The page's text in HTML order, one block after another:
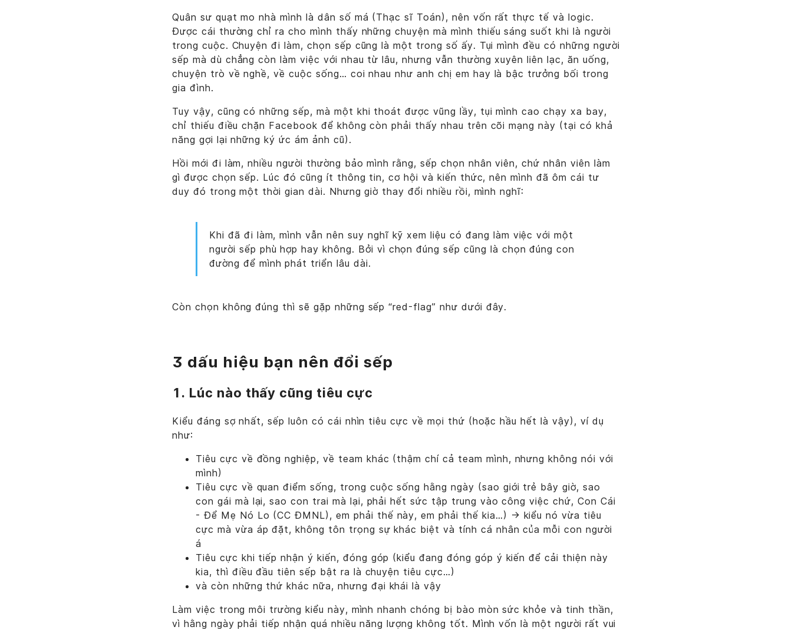
Quân sư quạt mo nhà mình là dân số má (Thạc sĩ Toán), nên vốn rất thực tế và logic.
Được cái thường chỉ ra cho mình thấy những chuyện mà mình thiếu sáng suốt khi là người
trong cuộc. Chuyện đi làm, chọn sếp cũng là một trong số ấy. Tụi mình đều có những người
sếp mà dù chẳng còn làm việc với nhau từ lâu, nhưng vẫn thường xuyên liên lạc, ăn uống,
chuyện trò về nghề, về cuộc sống… coi nhau như anh chị em hay là bậc trưởng bối trong
gia đình.
Tuy vậy, cũng có những sếp, mà một khi thoát được vũng lầy, tụi mình cao chạy xa bay,
chỉ thiếu điều chặn Facebook để không còn phải thấy nhau trên cõi mạng này (tại có khả
năng gợi lại những ký ức ám ảnh cũ).
Hồi mới đi làm, nhiều người thường bảo mình rằng, sếp chọn nhân viên, chứ nhân viên làm
gì được chọn sếp. Lúc đó cũng ít thông tin, cơ hội và kiến thức, nên mình đã ôm cái tư
duy đó trong một thời gian dài. Nhưng giờ thay đổi nhiều rồi, mình nghĩ:
Khi đã đi làm, mình vẫn nên suy nghĩ kỹ xem liệu có đang làm việc với một
người sếp phù hợp hay không. Bởi vì chọn đúng sếp cũng là chọn đúng con
đường để mình phát triển lâu dài.
Còn chọn không đúng thì sẽ gặp những sếp “red-flag” như dưới đây.
3 dấu hiệu bạn nên đổi sếp
1. Lúc nào thấy cũng tiêu cực
Kiểu đáng sợ nhất, sếp luôn có cái nhìn tiêu cực về mọi thứ (hoặc hầu hết là vậy), ví dụ
như:
Tiêu cực về đồng nghiệp, về team khác (thậm chí cả team mình, nhưng không nói với
mình)
Tiêu cực về quan điểm sống, trong cuộc sống hằng ngày (sao giới trẻ bây giờ, sao
con gái mà lại, sao con trai mà lại, phải hết sức tập trung vào công việc chứ, Con Cái
- Để Mẹ Nó Lo (CC ĐMNL), em phải thế này, em phải thế kia…) → kiểu nó vừa tiêu
cực mà vừa áp đặt, không tôn trọng sự khác biệt và tính cá nhân của mỗi con người
á
Tiêu cực khi tiếp nhận ý kiến, đóng góp (kiểu đang đóng góp ý kiến để cải thiện này
kia, thì điều đầu tiên sếp bật ra là chuyện tiêu cực…)
và còn những thứ khác nữa, nhưng đại khái là vậy
Làm việc trong môi trường kiểu này, mình nhanh chóng bị bào mòn sức khỏe và tinh thần,
vì hằng ngày phải tiếp nhận quá nhiều năng lượng không tốt. Mình vốn là một người rất vui